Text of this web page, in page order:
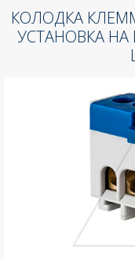
КОЛОДКА
УСТАНОВКА